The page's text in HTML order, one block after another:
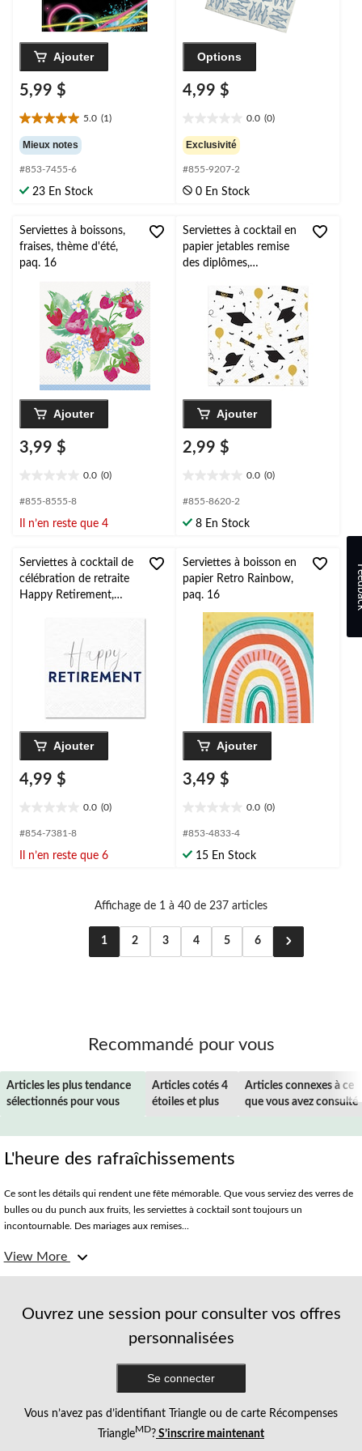
Ajouter
5,99 $
5.0 (1)
5.0
étoile(s)
sur
5.
1
Mieux notes
#853-7455-6
23 En Stock
Options
4,99 $
0.0 (0)
étoile(s)
sur
5.
Exclusivité
#855-9207-2
0 En Stock
Serviettes à boissons,
fraises, thème d'été,
paq. 16
Ajouter
3,99 $
0.0 (0)
étoile(s)
5.
#855-8555-8
Il n’en reste que 4
Serviettes à cocktail en
papier jetables remise
des diplômes,
paq. 16, 2 épaisseurs,
pour fête de remise des
diplômes
Ajouter
2,99 $
0.0 (0)
étoile(s)
5.
#855-8620-2
8 En Stock
Serviettes à cocktail de
célébration de retraite
Happy Retirement,
Ajouter
4,99 $
0.0 (0)
étoile(s)
5.
#854-7381-8
Il n’en reste que 6
Serviettes à boisson en
papier Retro Rainbow,
paq. 16
Ajouter
3,49 $
0.0 (0)
étoile(s)
5.
#853-4833-4
15 En Stock
Affichage de 1 à 40 de 237 articles
1 2 3 4 5 6
Recommandé pour vous
Articles les plus tendance
sélectionnés pour vous
Articles cotés 4
étoiles et plus
Articles connexes à ce
que vous avez consulté
L'heure des rafraîchissements
Ce sont les détails qui rendent une fête mémorable. Que vous serviez des verres de
bulles ou du punch aux fruits, les serviettes à cocktail sont toujours un
incontournable. Des mariages aux remises...
Anniversaires marquants
Que ce soit pour un anniversaire de 30, 40, 50 ans ou plus, chaque âge doré mérite
effort supplémentaire avec nos serviettes de table d'anniversaire dorées et blanches
qui ne manqueront pas d'ajouter du flair à votre décor et de faire sourire l'invité
serviettes de table roses met en vedette des papillons, Minnie Mouse, des licornes,
Barbie, LOL Surprise! et plus encore. Pour un ensemble intemporel que vous
View More
Ouvrez une session pour consulter vos offres
personnalisées
Se connecter
Vous n’avez pas d’identifiant Triangle ou de carte Récompenses
TriangleMD? S’inscrire maintenant